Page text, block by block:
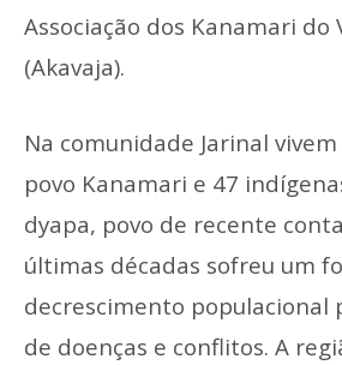
Associação dos Kanamari do
(Akavaja).
Na comunidade Jarinal
povo Kanamari e 47
dyapa, povo de recente
últimas décadas sofreu um
decrescimento populacional
de doenças e conflitos. A